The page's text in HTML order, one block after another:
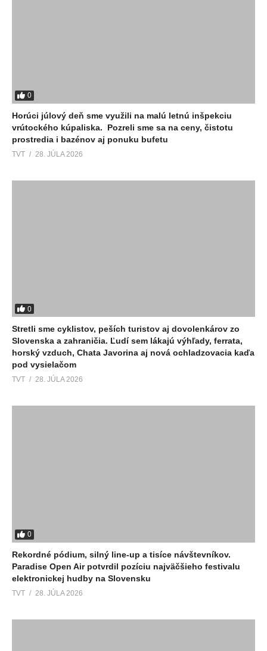
0
Horúci júlový deň sme využili na malú letnú inšpekciu
vrútockého kúpaliska. Pozreli sme sa na ceny, čistotu
prostredia i bazénov aj ponuku bufetu
TVT 28. JÚLA 2026
0
Stretli sme cyklistov, peších turistov aj dovolenkárov zo
Slovenska a zahraničia. Ľudí sem lákajú výhľady, ferrata,
horský vzduch, Chata Javorina aj nová ochladzovacia kaďa
pod vysielačom
TVT 28. JÚLA 2026
0
Rekordné pódium, silný line-up a tisíce návštevníkov.
Paradise Open Air potvrdil pozíciu najväčšieho festivalu
elektronickej hudby na Slovensku
TVT 28. JÚLA 2026